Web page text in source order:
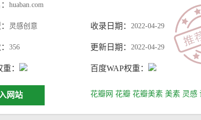
huaban.com
灵感创意 收录日期： 2022-04-29
356 更新日期： 2022-04-29
： 百度WAP权重：
网站 花瓣网 花瓣 花瓣美素 美素 灵感